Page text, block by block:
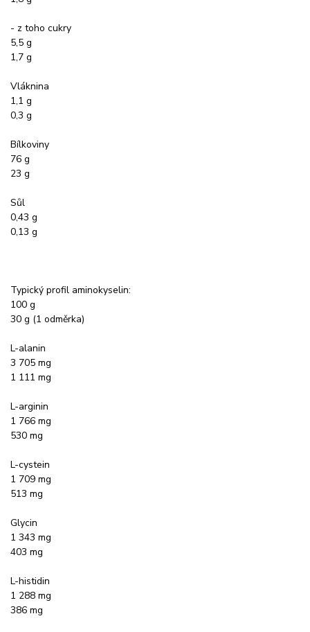
- z toho cukry
5,5 g
1,7 g
Vláknina
1,1 g
0,3 g
Bílkoviny
76 g
23 g
Sůl
0,43 g
0,13 g
Typický profil aminokyselin:
100 g
30 g (1 odměrka)
L-alanin
3 705 mg
1 111 mg
L-arginin
1 766 mg
530 mg
L-cystein
1 709 mg
513 mg
Glycin
1 343 mg
403 mg
L-histidin
1 288 mg
386 mg